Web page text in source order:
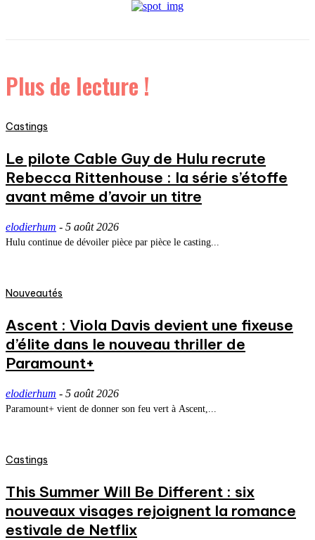
Plus de lecture !
Castings
Le pilote Cable Guy de Hulu recrute
Rebecca Rittenhouse : la série s’étoffe
avant même d’avoir un titre
elodierhum - 5 août 2026
Hulu continue de dévoiler pièce par pièce le casting...
Nouveautés
Ascent : Viola Davis devient une fixeuse
d’élite dans le nouveau thriller de
Paramount+
elodierhum - 5 août 2026
Paramount+ vient de donner son feu vert à Ascent,...
Castings
This Summer Will Be Different : six
nouveaux visages rejoignent la romance
estivale de Netflix